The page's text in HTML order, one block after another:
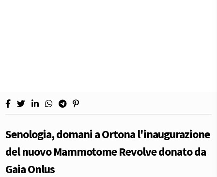
Senologia, domani a Ortona l'inaugurazione
del nuovo Mammotome Revolve donato da
Gaia Onlus